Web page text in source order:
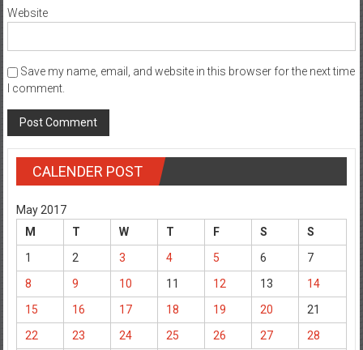
Website
Save my name, email, and website in this browser for the next time
I comment.
CALENDER POST
May 2017
M
T W T F S
S
1
2 3 4 5 6
7
8
9 10 11 12 13
14
15
16 17 18 19 20
21
22
23 24 25 26 27
28